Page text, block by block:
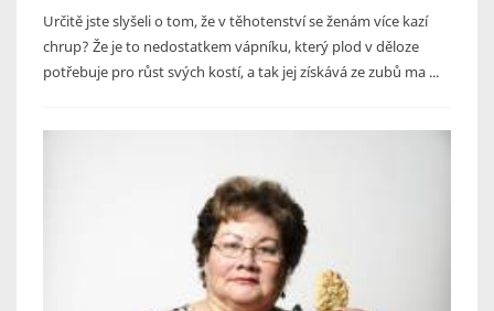
Určitě jste slyšeli o tom, že v těhotenství se ženám více kazí
chrup? Že je to nedostatkem vápníku, který plod v děloze
potřebuje pro růst svých kostí, a tak jej získává ze zubů ma ...